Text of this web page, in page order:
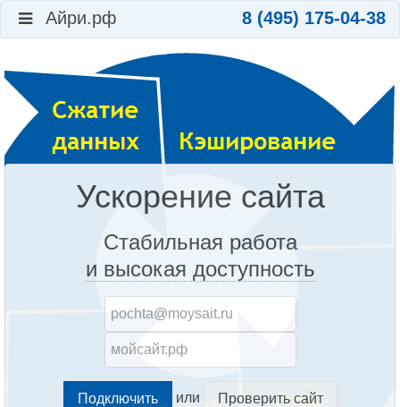
Айри.рф 8 (495) 175-04-38
Ускорение сайта
Стабильная работа
и высокая доступность
или Проверить сайт